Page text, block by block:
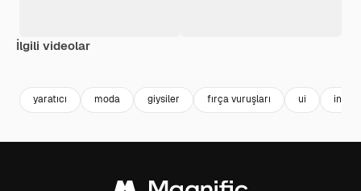
İlgili videolar
yaratıcı moda giysiler fırça vuruşları ui